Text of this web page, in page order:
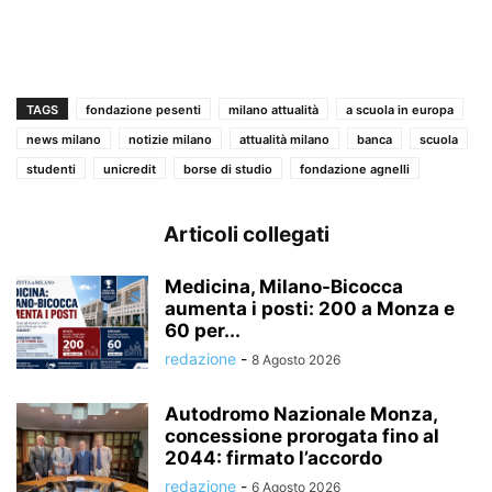
TAGS fondazione pesenti milano attualità
a scuola in europa
news milano
notizie milano attualità milano banca
scuola
studenti
unicredit borse di studio fondazione agnelli
Articoli collegati
Medicina, Milano-Bicocca
aumenta i posti: 200 a Monza e
60 per...
redazione - 8 Agosto 2026
Autodromo Nazionale Monza,
concessione prorogata fino al
2044: firmato l’accordo
redazione - 6 Agosto 2026